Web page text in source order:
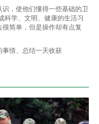
，使他们懂得一些基础的卫
科学、文明、健康的生活习
简单，但是操作却有点复
情、总结一天收获